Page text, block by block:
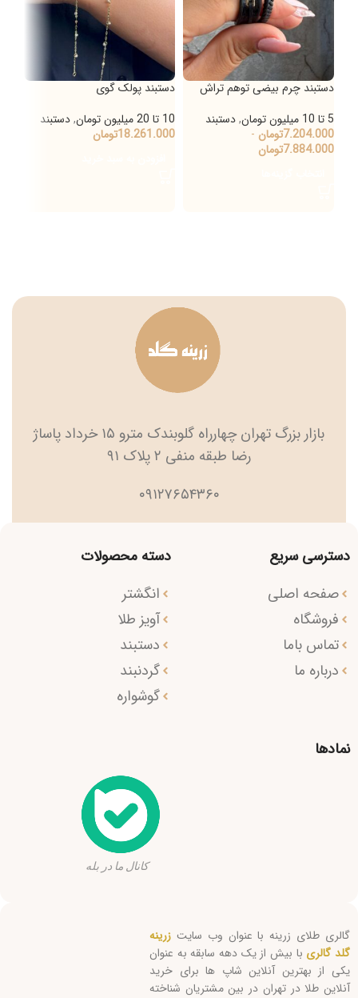
دستبند چرم بیضی توهم تراش
5 تا 10 میلیون تومان
,دستبند
7.204.000تومان -
7.884.000تومان
دستبند پولک گوی
10 تا 20 میلیون تومان
,دستبند
18.261.000تومان
بازار بزرگ تهران چهارراه گلوبندک مترو ۱۵ خرداد پاساژ
رضا طبقه منفی ۲ پلاک ۹۱
۰۹۱۲۷۶۵۴۳۶۰
دسترسی سریع
صفحه اصلی
فروشگاه
تماس باما
درباره ما
دسته محصولات
انگشتر
آویز طلا
دستبند
گردنبند
گوشواره
نمادها
کانال ما در بله
گالری طلای زرینه با عنوان وب سایت زرینه
گلد گالری با بیش از یک دهه سابقه به عنوان
یکی از بهترین آنلاین شاپ ها برای خرید
آنلاین طلا در تهران در بین مشتریان شناخته